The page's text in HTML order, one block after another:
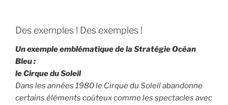
Des exemples ! Des exemples !
Un exemple emblématique de la Stratégie Océan
Bleu :
le Cirque du Soleil
Dans les années 1980 le Cirque du Soleil abandonne
certains éléments coûteux comme les spectacles avec